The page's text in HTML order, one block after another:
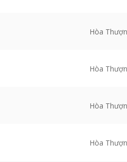
Hòa
Hòa
Hòa
Hòa